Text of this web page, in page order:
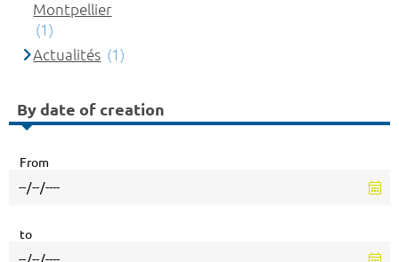
Montpellier
(1)
Actualités (1)
By date of creation
From
to